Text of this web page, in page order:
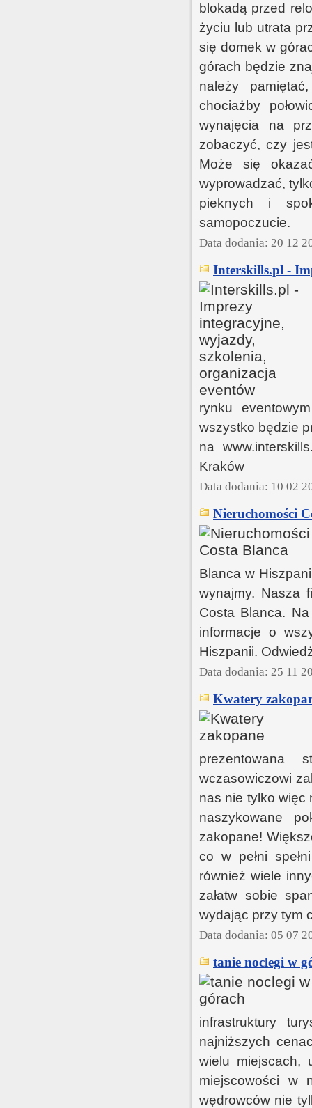
blokadą przed
życiu lub utrata
się domek w
górach będzie
należy
chociażby
wynajęcia na
zobaczyć, czy
Może się
wyprowadzać,
pieknych i
samopoczucie.
Data dodania: 20 12
Interskills.pl -
rynku
wszystko będzie
na
Kraków
Data dodania: 10 02
Nieruchomości
Blanca w
wynajmy. Nasza
Costa Blanca.
informacje o
Hiszpanii.
Data dodania: 25 11
Kwatery
prezentowana
wczasowiczowi
nas nie tylko więc
naszykowane
zakopane!
co w pełni
również wiele
załatw sobie
wydając przy tym
Data dodania: 05 07
tanie noclegi w
infrastruktury
najniższych
wielu miejscach,
miejscowości w
wędrowców nie